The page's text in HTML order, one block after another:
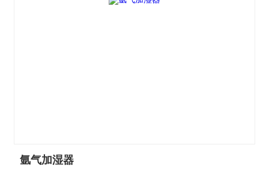
氩气加湿器